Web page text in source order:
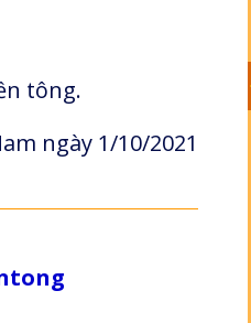
tông.
ngày 1/10/2021